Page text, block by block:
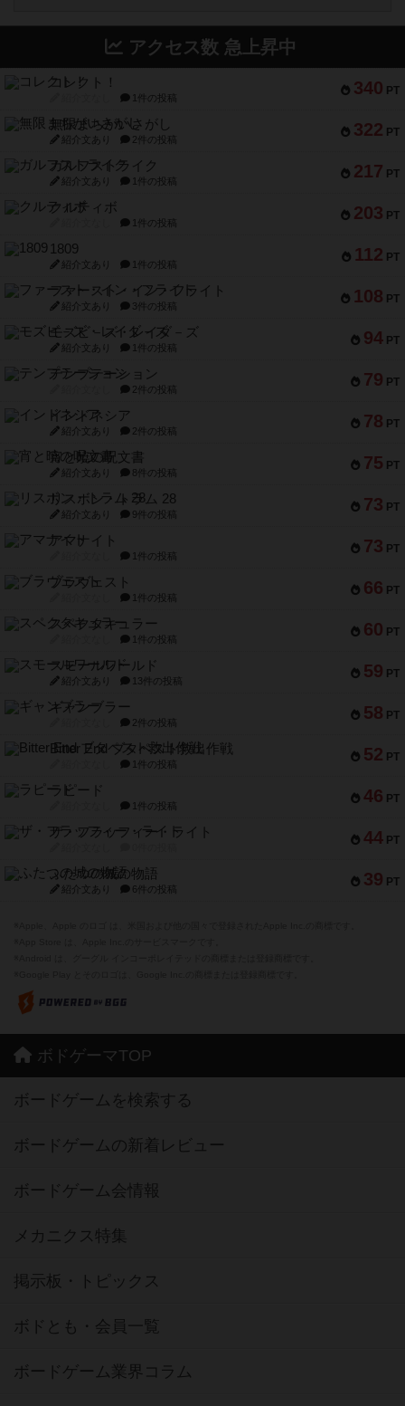
アクセス数 急上昇中
340 PT
コレクト！
1件の投稿
322 PT
無限まちがいさがし
紹介文あり 2件の投稿
217 PT
ガルフストライク
紹介文あり 1件の投稿
203 PT
クルティボ
1件の投稿
112 PT
1809
紹介文あり 1件の投稿
108 PT
ファースト・イン・フライト
紹介文あり 3件の投稿
94 PT
モズビ－ズ・レイダ－ズ
紹介文あり 1件の投稿
79 PT
テンプテーション
2件の投稿
78 PT
インドネシア
紹介文あり 2件の投稿
75 PT
宵と暁の呪文書
紹介文あり 8件の投稿
73 PT
リスボン・トラム 28
紹介文あり 9件の投稿
73 PT
アマナイト
1件の投稿
66 PT
ブラヴェスト
1件の投稿
60 PT
スペクタキュラー
1件の投稿
59 PT
スモールワールド
紹介文あり 13件の投稿
58 PT
ギャンブラー
2件の投稿
52 PT
Bitter End ブタペスト救出作戦
1件の投稿
46 PT
ラピード
1件の投稿
44 PT
ザ・フラッフィー・ライト
39 PT
ふたつの城の物語
紹介文あり 6件の投稿
ボドゲーマTOP
ボードゲームを検索する
ボードゲームの新着レビュー
ボードゲーム会情報
メカニクス特集
掲示板・トピックス
ボドとも・会員一覧
ボードゲーム業界コラム